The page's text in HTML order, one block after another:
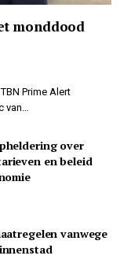
monddood
Prime Alert
van…
over
en beleid
vanwege